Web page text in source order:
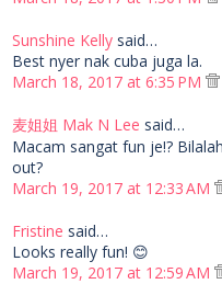
Sunshine Kelly said…
Best nyer nak cuba juga la.
March 18, 2017 at 6:35 PM
麦姐姐 Mak N Lee said…
Macam sangat fun je!?
out?
March 19, 2017 at 12:33 AM
Fristine said…
Looks really fun! 😊
March 19, 2017 at 12:59 AM